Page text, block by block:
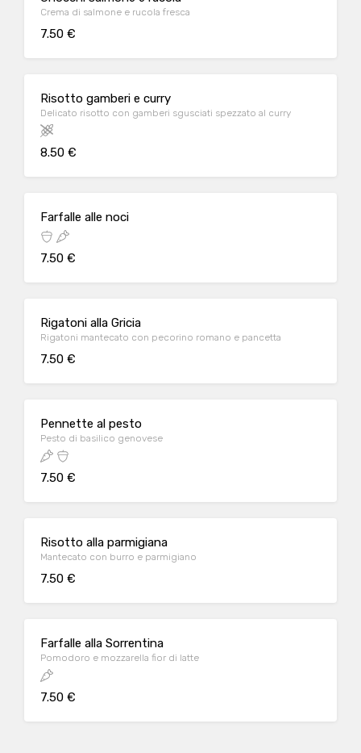
Crema di salmone e rucola fresca
7.50 €
Risotto gamberi e curry
Delicato risotto con gamberi sgusciati spezzato al curry
8.50 €
Farfalle alle noci
7.50 €
Rigatoni alla Gricia
Rigatoni mantecato con pecorino romano e pancetta
7.50 €
Pennette al pesto
Pesto di basilico genovese
7.50 €
Risotto alla parmigiana
Mantecato con burro e parmigiano
7.50 €
Farfalle alla Sorrentina
Pomodoro e mozzarella fior di latte
7.50 €